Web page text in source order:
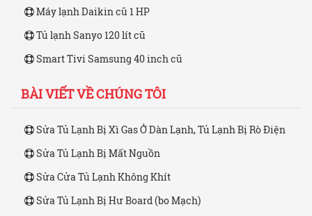
Máy lạnh Daikin cũ 1 HP
Tủ lạnh Sanyo 120 lít cũ
Smart Tivi Samsung 40 inch cũ
BÀI VIẾT VỀ CHÚNG TÔI
Sửa Tủ Lạnh Bị Xì Gas Ở Dàn Lạnh, Tủ Lạnh Bị Rò Điện
Sửa Tủ Lạnh Bị Mất Nguồn
Sửa Cửa Tủ Lạnh Không Khít
Sửa Tủ Lạnh Bị Hư Board (bo Mạch)